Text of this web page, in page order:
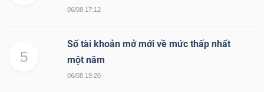
06/08 17:12
5
Số tài khoản mở mới về mức thấp nhất
một năm
06/08 19:20